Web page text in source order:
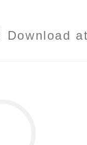
Download